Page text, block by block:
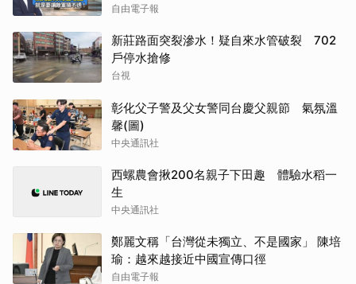
自由電子報
新莊路面突裂滲水！疑自來水管破裂 702
戶停水搶修
台視
彰化父子警及父女警同台慶父親節 氣氛溫
馨(圖)
中央通訊社
西螺農會揪200名親子下田趣 體驗水稻一
生
中央通訊社
鄭麗文稱「台灣從未獨立、不是國家」 陳培
瑜：越來越接近中國宣傳口徑
自由電子報